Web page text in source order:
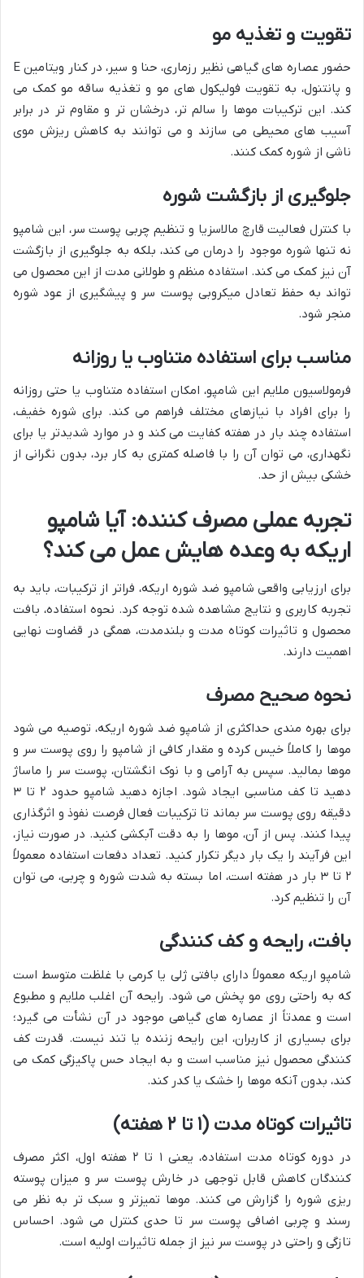
تقویت و تغذیه مو
حضور عصاره های گیاهی نظیر رزماری، حنا و سیر، در کنار ویتامین E
و پانتنول، به تقویت فولیکول های مو و تغذیه ساقه مو کمک می
کند. این ترکیبات موها را سالم تر، درخشان تر و مقاوم تر در برابر
آسیب های محیطی می سازند و می توانند به کاهش ریزش موی
ناشی از شوره کمک کنند.
جلوگیری از بازگشت شوره
با کنترل فعالیت قارچ مالاسزیا و تنظیم چربی پوست سر، این شامپو
نه تنها شوره موجود را درمان می کند، بلکه به جلوگیری از بازگشت
آن نیز کمک می کند. استفاده منظم و طولانی مدت از این محصول می
تواند به حفظ تعادل میکروبی پوست سر و پیشگیری از عود شوره
منجر شود.
مناسب برای استفاده متناوب یا روزانه
فرمولاسیون ملایم این شامپو، امکان استفاده متناوب یا حتی روزانه
را برای افراد با نیازهای مختلف فراهم می کند. برای شوره خفیف،
استفاده چند بار در هفته کفایت می کند و در موارد شدیدتر یا برای
نگهداری، می توان آن را با فاصله کمتری به کار برد، بدون نگرانی از
خشکی بیش از حد.
تجربه عملی مصرف کننده: آیا شامپو
اریکه به وعده هایش عمل می کند؟
برای ارزیابی واقعی شامپو ضد شوره اریکه، فراتر از ترکیبات، باید به
تجربه کاربری و نتایج مشاهده شده توجه کرد. نحوه استفاده، بافت
محصول و تاثیرات کوتاه مدت و بلندمدت، همگی در قضاوت نهایی
اهمیت دارند.
نحوه صحیح مصرف
برای بهره مندی حداکثری از شامپو ضد شوره اریکه، توصیه می شود
موها را کاملاً خیس کرده و مقدار کافی از شامپو را روی پوست سر و
موها بمالید. سپس به آرامی و با نوک انگشتان، پوست سر را ماساژ
دهید تا کف مناسبی ایجاد شود. اجازه دهید شامپو حدود ۲ تا ۳
دقیقه روی پوست سر بماند تا ترکیبات فعال فرصت نفوذ و اثرگذاری
پیدا کنند. پس از آن، موها را به دقت آبکشی کنید. در صورت نیاز،
این فرآیند را یک بار دیگر تکرار کنید. تعداد دفعات استفاده معمولاً
۲ تا ۳ بار در هفته است، اما بسته به شدت شوره و چربی، می توان
آن را تنظیم کرد.
بافت، رایحه و کف کنندگی
شامپو اریکه معمولاً دارای بافتی ژلی یا کرمی با غلظت متوسط است
که به راحتی روی مو پخش می شود. رایحه آن اغلب ملایم و مطبوع
است و عمدتاً از عصاره های گیاهی موجود در آن نشأت می گیرد؛
برای بسیاری از کاربران، این رایحه زننده یا تند نیست. قدرت کف
کنندگی محصول نیز مناسب است و به ایجاد حس پاکیزگی کمک می
کند، بدون آنکه موها را خشک یا کدر کند.
تاثیرات کوتاه مدت (۱ تا ۲ هفته)
در دوره کوتاه مدت استفاده، یعنی ۱ تا ۲ هفته اول، اکثر مصرف
کنندگان کاهش قابل توجهی در خارش پوست سر و میزان پوسته
ریزی شوره را گزارش می کنند. موها تمیزتر و سبک تر به نظر می
رسند و چربی اضافی پوست سر تا حدی کنترل می شود. احساس
تازگی و راحتی در پوست سر نیز از جمله تاثیرات اولیه است.